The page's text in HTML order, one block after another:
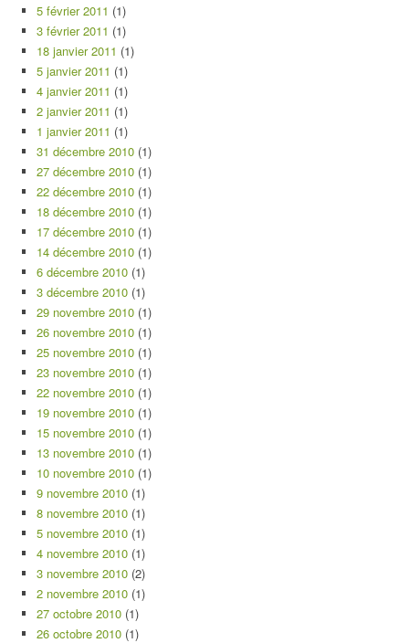
5 février 2011 (1)
3 février 2011 (1)
18 janvier 2011 (1)
5 janvier 2011 (1)
4 janvier 2011 (1)
2 janvier 2011 (1)
1 janvier 2011 (1)
31 décembre 2010 (1)
27 décembre 2010 (1)
22 décembre 2010 (1)
18 décembre 2010 (1)
17 décembre 2010 (1)
14 décembre 2010 (1)
6 décembre 2010 (1)
3 décembre 2010 (1)
29 novembre 2010 (1)
26 novembre 2010 (1)
25 novembre 2010 (1)
23 novembre 2010 (1)
22 novembre 2010 (1)
19 novembre 2010 (1)
15 novembre 2010 (1)
13 novembre 2010 (1)
10 novembre 2010 (1)
9 novembre 2010 (1)
8 novembre 2010 (1)
5 novembre 2010 (1)
4 novembre 2010 (1)
3 novembre 2010 (2)
2 novembre 2010 (1)
27 octobre 2010 (1)
26 octobre 2010 (1)